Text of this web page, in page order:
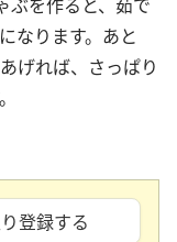
なります。あと
げれば、さっぱり
登録する